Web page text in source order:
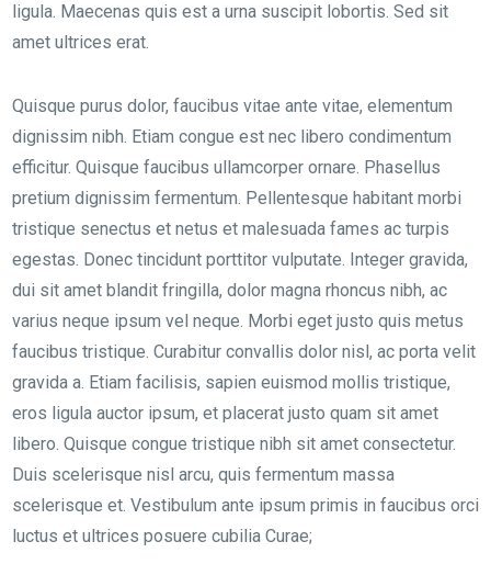
ligula. Maecenas quis est a urna suscipit lobortis. Sed sit
amet ultrices erat.
Quisque purus dolor, faucibus vitae ante vitae, elementum
dignissim nibh. Etiam congue est nec libero condimentum
efficitur. Quisque faucibus ullamcorper ornare. Phasellus
pretium dignissim fermentum. Pellentesque habitant morbi
tristique senectus et netus et malesuada fames ac turpis
egestas. Donec tincidunt porttitor vulputate. Integer gravida,
dui sit amet blandit fringilla, dolor magna rhoncus nibh, ac
varius neque ipsum vel neque. Morbi eget justo quis metus
faucibus tristique. Curabitur convallis dolor nisl, ac porta velit
gravida a. Etiam facilisis, sapien euismod mollis tristique,
eros ligula auctor ipsum, et placerat justo quam sit amet
libero. Quisque congue tristique nibh sit amet consectetur.
Duis scelerisque nisl arcu, quis fermentum massa
scelerisque et. Vestibulum ante ipsum primis in faucibus orci
luctus et ultrices posuere cubilia Curae;